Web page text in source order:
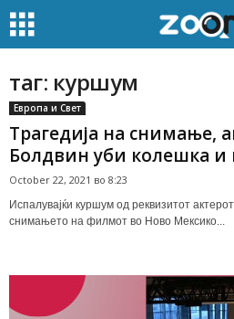
таг: куршум
Европа и Свет
Трагедија на снимање,
Болдвин уби колешка и
October 22, 2021 во 8:23
Испалувајќи куршум од реквизитот
снимањето на филмот во Ново Мексико...